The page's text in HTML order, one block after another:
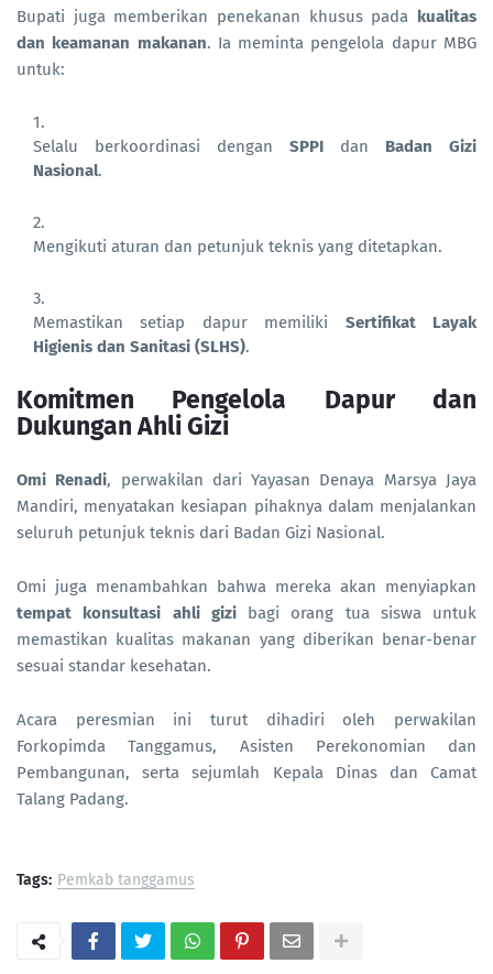
Bupati juga memberikan penekanan khusus pada kualitas
dan keamanan makanan. Ia meminta pengelola dapur MBG
untuk:
Selalu berkoordinasi dengan SPPI dan Badan Gizi
Nasional.
Mengikuti aturan dan petunjuk teknis yang ditetapkan.
Memastikan setiap dapur memiliki Sertifikat Layak
Higienis dan Sanitasi (SLHS).
Komitmen Pengelola Dapur dan
Dukungan Ahli Gizi
Omi Renadi, perwakilan dari Yayasan Denaya Marsya Jaya
Mandiri, menyatakan kesiapan pihaknya dalam menjalankan
seluruh petunjuk teknis dari Badan Gizi Nasional.
Omi juga menambahkan bahwa mereka akan menyiapkan
tempat konsultasi ahli gizibagi orang tua siswa untuk
memastikan kualitas makanan yang diberikan benar-benar
sesuai standar kesehatan.
Acara peresmian ini turut dihadiri oleh perwakilan
Forkopimda Tanggamus, Asisten Perekonomian dan
Pembangunan, serta sejumlah Kepala Dinas dan Camat
Talang Padang.
Tags: Pemkab tanggamus